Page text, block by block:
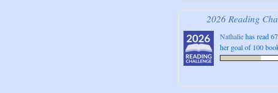
2026 Reading
Nathaliehas read
her goal of 100